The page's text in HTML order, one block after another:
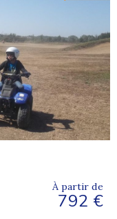
À partir de
792 €